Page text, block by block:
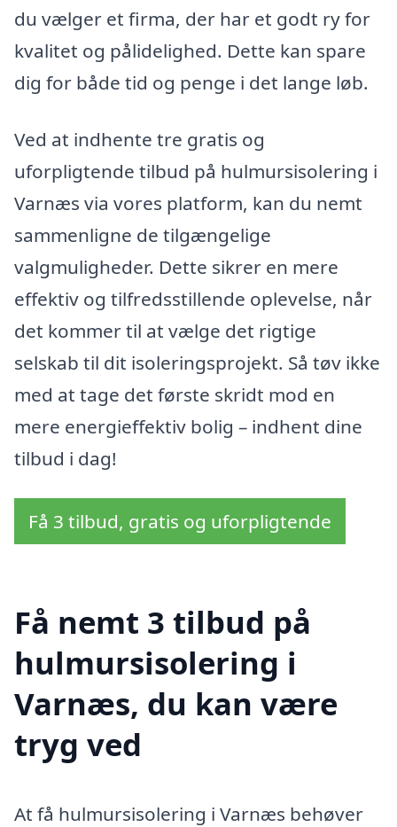
du vælger et firma, der har et godt ry for
kvalitet og pålidelighed. Dette kan spare
dig for både tid og penge i det lange løb.
Ved at indhente tre gratis og
uforpligtende tilbud på hulmursisolering i
Varnæs via vores platform, kan du nemt
sammenligne de tilgængelige
valgmuligheder. Dette sikrer en mere
effektiv og tilfredsstillende oplevelse, når
det kommer til at vælge det rigtige
selskab til dit isoleringsprojekt. Så tøv ikke
med at tage det første skridt mod en
mere energieffektiv bolig – indhent dine
tilbud i dag!
Få 3 tilbud, gratis og uforpligtende
Få nemt 3 tilbud på
hulmursisolering i
Varnæs, du kan være
tryg ved
At få hulmursisolering i Varnæs behøver